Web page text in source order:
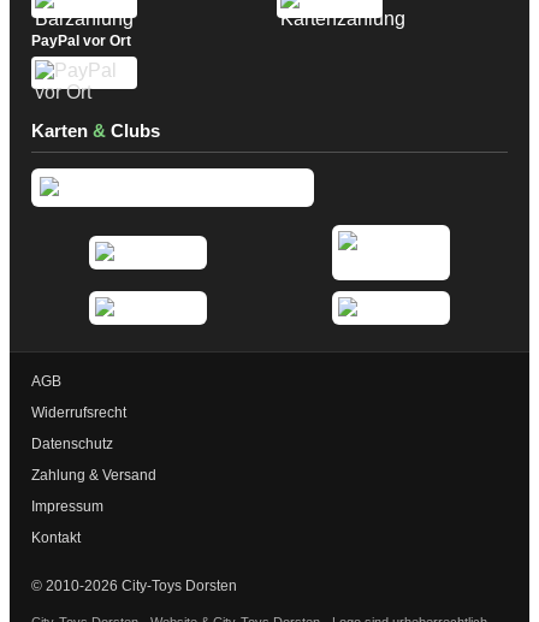
PayPal vor Ort
Karten & Clubs
AGB
Widerrufsrecht
Datenschutz
Zahlung & Versand
Impressum
Kontakt
© 2010-2026 City-Toys Dorsten